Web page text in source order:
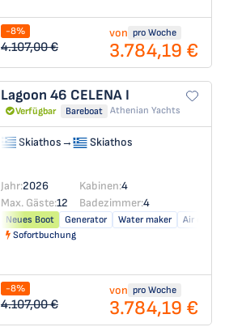
-8%
4.107,00 €
von pro Woche
3.784,19 €
Lagoon 46 CELENA I
Verfügbar Bareboat Athenian Yachts
Skiathos→ Skiathos
Jahr:2026 Kabinen:4
Max. Gäste:12 Badezimmer:4
Neues Boot Generator Water maker
Air
Sofortbuchung
-8%
4.107,00 €
von pro Woche
3.784,19 €